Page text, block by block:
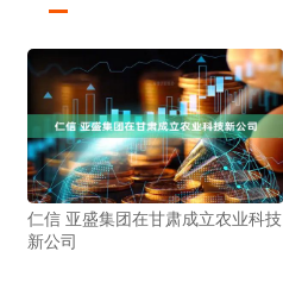
仁信 亚盛集团在甘肃成立农业科技
新公司